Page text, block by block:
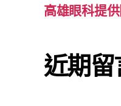
高雄眼科提
近期留